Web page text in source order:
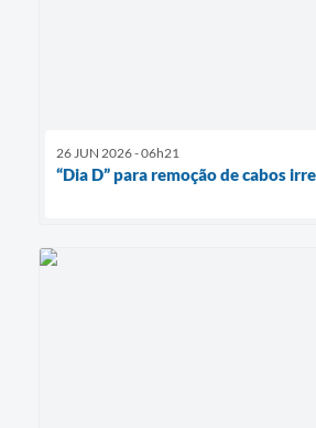
26 JUN 2026 - 06h21
“Dia D” para remoção de cabos